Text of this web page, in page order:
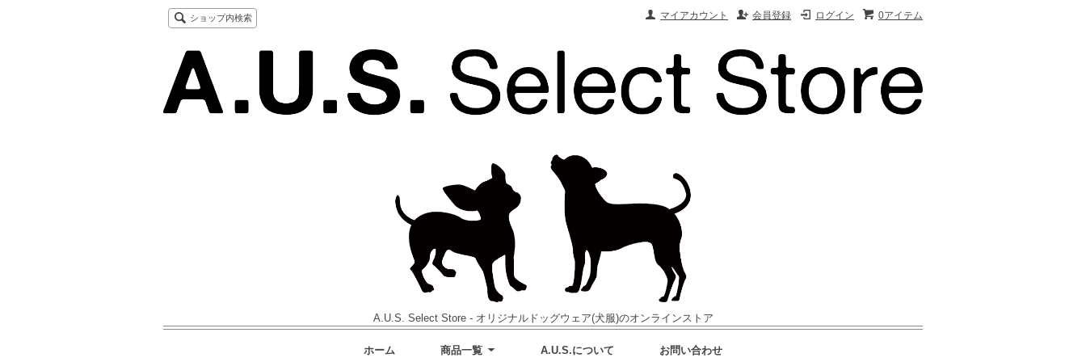
0アイテム
ログイン
会員登録
マイアカウント
ショップ内検索
A.U.S. Select Store - オリジナルドッグウェア(犬服)のオンラインストア
ホーム 商品一覧 A.U.S.について お問い合わせ